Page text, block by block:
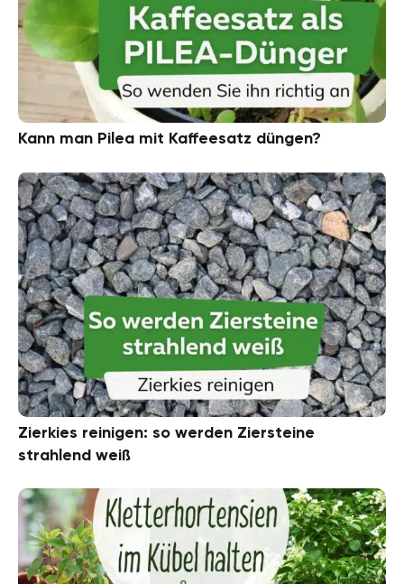
Kann man Pilea mit Kaffeesatz düngen?
Zierkies reinigen: so werden Ziersteine
strahlend weiß